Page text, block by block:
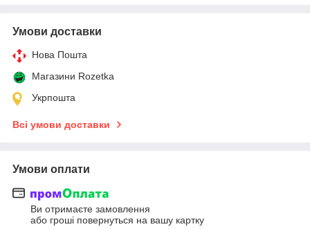
Умови доставки
Нова Пошта
Магазини Rozetka
Укрпошта
Всі умови доставки
Умови оплати
Ви отримаєте замовлення
або гроші повернуться на вашу картку